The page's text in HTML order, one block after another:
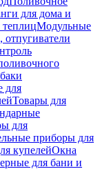
для дома и
Модульные
для
Товары для
для
приборы для
купелейОкна
для бани и